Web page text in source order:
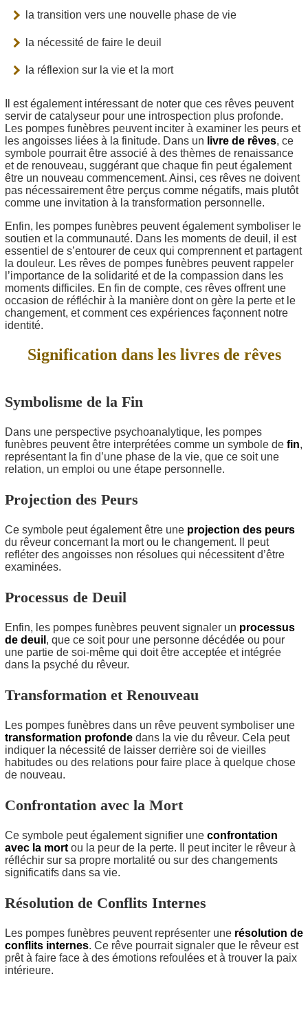
la transition vers une nouvelle phase de vie
la nécessité de faire le deuil
la réflexion sur la vie et la mort
Il est également intéressant de noter que ces rêves peuvent
servir de catalyseur pour une introspection plus profonde.
Les pompes funèbres peuvent inciter à examiner les peurs et
les angoisses liées à la finitude. Dans un livre de rêves, ce
symbole pourrait être associé à des thèmes de renaissance
et de renouveau, suggérant que chaque fin peut également
être un nouveau commencement. Ainsi, ces rêves ne doivent
pas nécessairement être perçus comme négatifs, mais plutôt
comme une invitation à la transformation personnelle.
Enfin, les pompes funèbres peuvent également symboliser le
soutien et la communauté. Dans les moments de deuil, il est
essentiel de s’entourer de ceux qui comprennent et partagent
la douleur. Les rêves de pompes funèbres peuvent rappeler
l’importance de la solidarité et de la compassion dans les
moments difficiles. En fin de compte, ces rêves offrent une
occasion de réfléchir à la manière dont on gère la perte et le
changement, et comment ces expériences façonnent notre
identité.
Signification dans les livres de rêves
Symbolisme de la Fin
Dans une perspective psychoanalytique, les pompes
funèbres peuvent être interprétées comme un symbole de fin,
représentant la fin d’une phase de la vie, que ce soit une
relation, un emploi ou une étape personnelle.
Projection des Peurs
Ce symbole peut également être une projection des peurs
du rêveur concernant la mort ou le changement. Il peut
refléter des angoisses non résolues qui nécessitent d’être
examinées.
Processus de Deuil
Enfin, les pompes funèbres peuvent signaler un processus
de deuil , que ce soit pour une personne décédée ou pour
une partie de soi-même qui doit être acceptée et intégrée
dans la psyché du rêveur.
Transformation et Renouveau
Les pompes funèbres dans un rêve peuvent symboliser une
transformation profonde dans la vie du rêveur. Cela peut
indiquer la nécessité de laisser derrière soi de vieilles
habitudes ou des relations pour faire place à quelque chose
de nouveau.
Confrontation avec la Mort
Ce symbole peut également signifier une confrontation
avec la mort ou la peur de la perte. Il peut inciter le rêveur à
réfléchir sur sa propre mortalité ou sur des changements
significatifs dans sa vie.
Résolution de Conflits Internes
Les pompes funèbres peuvent représenter une résolution de
conflits internes. Ce rêve pourrait signaler que le rêveur est
prêt à faire face à des émotions refoulées et à trouver la paix
intérieure.